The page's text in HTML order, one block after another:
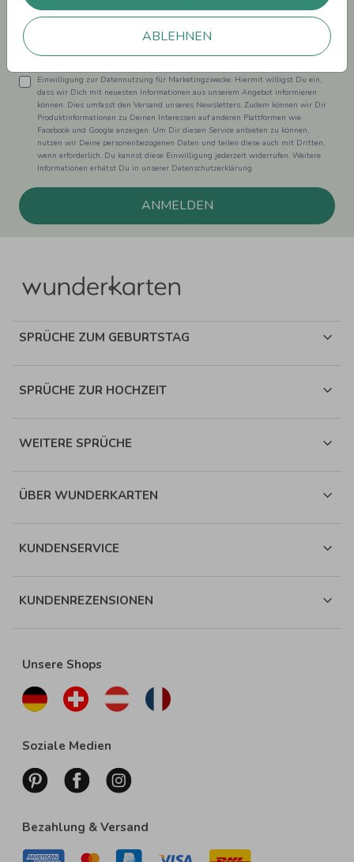
ABLEHNEN
Einwilligung zur Datennutzung für Marketingzwecke: Hiermit willigst Du ein,
dass wir Dich mit neuesten Informationen aus unserem Angebot informieren
können. Dies umfasst den Versand unseres Newsletters. Zudem können wir Dir
Produktinformationen zu Deinen Interessen auf anderen Plattformen wie
Facebook und Google anzeigen. Um Dir diesen Service anbieten zu können,
nutzen wir Deine personenbezogenen Daten und teilen diese auch mit Dritten,
wenn erforderlich. Du kannst diese Einwilligung jederzeit widerrufen. Weitere
Informationen erhätst Du in unserer Datenschutzerklärung.
ANMELDEN
SPRÜCHE ZUM GEBURTSTAG
SPRÜCHE ZUR HOCHZEIT
WEITERE SPRÜCHE
ÜBER WUNDERKARTEN
KUNDENSERVICE
KUNDENREZENSIONEN
Unsere Shops
Soziale Medien
Bezahlung & Versand